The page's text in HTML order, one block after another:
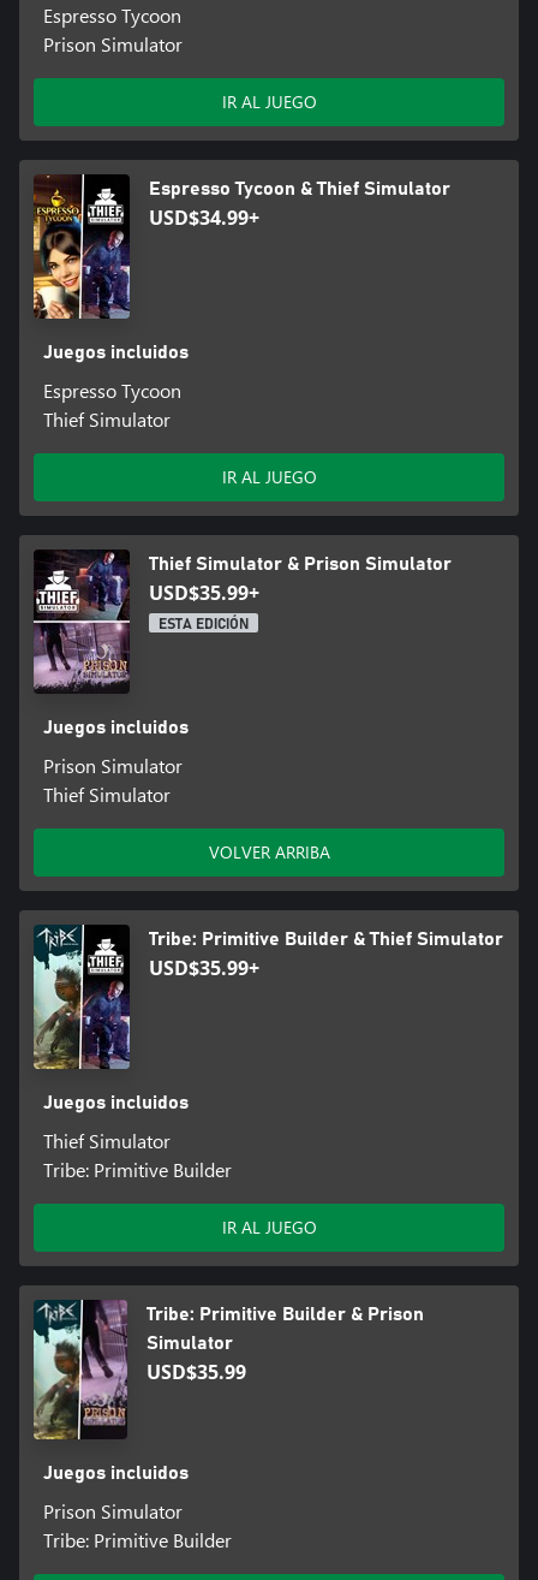
Espresso Tycoon
Prison Simulator
IR AL JUEGO
Espresso Tycoon & Thief Simulator
USD$34.99+
Juegos incluidos
Espresso Tycoon
Thief Simulator
IR AL JUEGO
Thief Simulator & Prison Simulator
USD$35.99+
ESTA EDICIÓN
Juegos incluidos
Prison Simulator
Thief Simulator
VOLVER ARRIBA
Tribe: Primitive Builder & Thief Simulator
USD$35.99+
Juegos incluidos
Thief Simulator
Tribe: Primitive Builder
IR AL JUEGO
Tribe: Primitive Builder & Prison
Simulator
USD$35.99
Juegos incluidos
Prison Simulator
Tribe: Primitive Builder